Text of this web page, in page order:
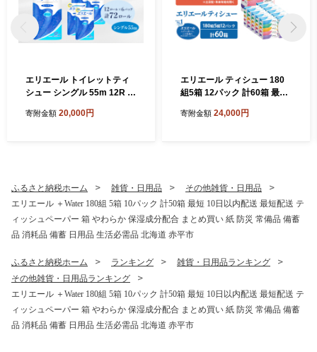
エリエール トイレットティ
シュー シングル 55m 12R 6
以内配送 最短配送 まとめ買
寄附金額 20,000円
エリエール ティシュー 180
組5箱 12パック 計60箱 最短
シュ ボックスティッシュ ま
寄附金額 24,000円
ふるさと納税ホーム 雑貨・日用品
その他雑貨・日用品
エリエール ＋Water 180組 5箱 10パック 計50箱 最短 10日以内配送 最短配送 テ
ィッシュペーパー 箱 やわらか 保湿成分配合 まとめ買い 紙 防災 常備品 備蓄
品 消耗品 備蓄 日用品 生活必需品 北海道 赤平市
ふるさと納税ホーム ランキング
雑貨・日用品ランキング
その他雑貨・日用品ランキング
エリエール ＋Water 180組 5箱 10パック 計50箱 最短 10日以内配送 最短配送 テ
ィッシュペーパー 箱 やわらか 保湿成分配合 まとめ買い 紙 防災 常備品 備蓄
品 消耗品 備蓄 日用品 生活必需品 北海道 赤平市